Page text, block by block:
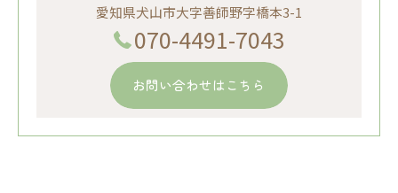
愛知県犬山市大字善師野字橋本3-1
070-4491-7043
お問い合わせはこちら